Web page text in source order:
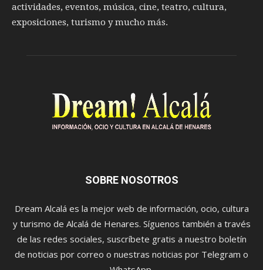
actividades, eventos, música, cine, teatro, cultura,
exposiciones, turismo y mucho más.
SOBRE NOSOTROS
Dream Alcalá es la mejor web de información, ocio, cultura
y turismo de Alcalá de Henares. Síguenos también a través
de las redes sociales, suscríbete gratis a nuestro boletín
de noticias por correo o nuestras noticias por Telegram o